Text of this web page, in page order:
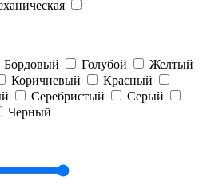
Бордовый Голубой
Желтый
Коричневый
Красный
Серебристый
Серый
Черный